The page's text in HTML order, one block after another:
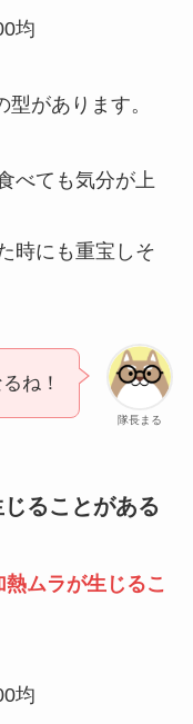
型があります。
べても気分が上
時にも重宝しそ
隊長まる
ね！
ることがある
ムラが生じるこ